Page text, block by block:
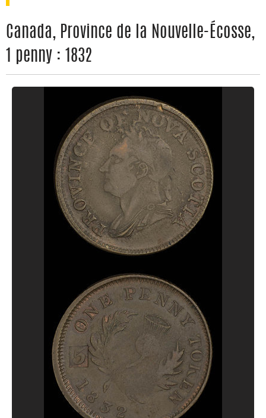
Canada, Province de la Nouvelle-Écosse,
1 penny : 1832